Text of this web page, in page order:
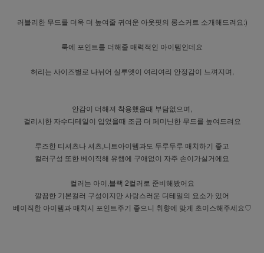
러블리한 무드를 더욱 더 높여줄 귀여운 아웃핏의 롱스커트 소개해드려요:)
룩에 포인트를 더해줄 매력적인 아이템인데요
허리는 사이즈별로 나뉘어 실루엣이 여리여리 안정감이 느껴지며,
안감이 더해져 착용했을때 부담없으며,
걸리시한 자수디테일이 입었을때 조금 더 페미닌한 무드를 높여드려요
루즈한 티셔츠나 셔츠,니트아이템과도 두루두루 매치하기 좋고
컬러구성 또한 베이직해 유행에 구애없이 자주 손이가실거에요
컬러는 아이,블랙 2컬러로 준비해봤어요
깔끔한 기본컬러 구성이지만 사랑스러운 디테일의 요소가 있어
베이직한 아이템과 매치시 포인트주기 좋으니 취향에 맞게 초이스해주세요♡